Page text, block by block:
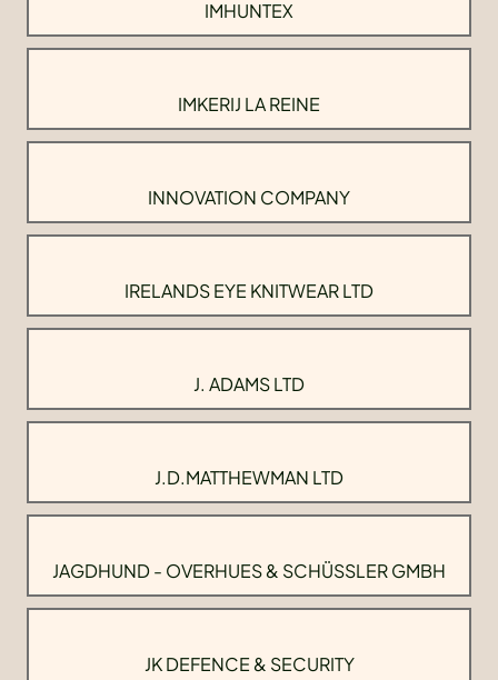
IMHUNTEX
IMKERIJ LA REINE
INNOVATION COMPANY
IRELANDS EYE KNITWEAR LTD
J. ADAMS LTD
J.D.MATTHEWMAN LTD
JAGDHUND - OVERHUES & SCHÜSSLER GMBH
JK DEFENCE & SECURITY